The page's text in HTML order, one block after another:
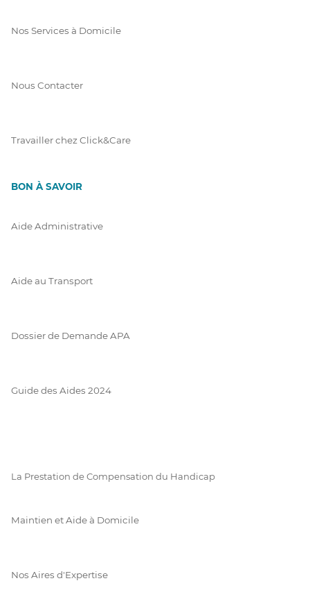
Nos Services à Domicile
Nous Contacter
Travailler chez Click&Care
BON À SAVOIR
Aide Administrative
Aide au Transport
Dossier de Demande APA
Guide des Aides 2024
La Prestation de Compensation du Handicap
Maintien et Aide à Domicile
Nos Aires d'Expertise